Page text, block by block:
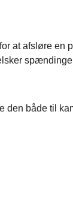
at afsløre en
den både til